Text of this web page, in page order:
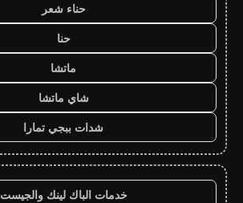
حناء شعر
حنا
ماتشا
شاي ماتشا
شدات ببجي تمارا
خدمات الباك لينك والجيست